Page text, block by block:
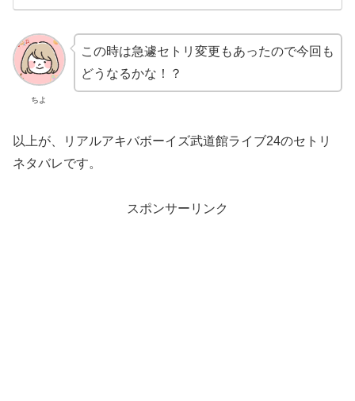
ちよ
この時は急遽セトリ変更もあったので今回も
どうなるかな！？
以上が、リアルアキバボーイズ武道館ライブ24のセトリ
ネタバレです。
スポンサーリンク